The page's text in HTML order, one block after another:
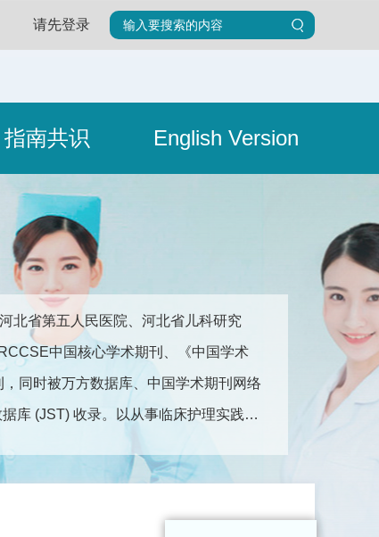
请先登录
指南共识 English Version
北省第五人民医院、河北省儿科研究
中国核心学术期刊、《中国学术
同时被万方数据库、中国学术期刊网络
库 (JST) 收录。以从事临床护理实践、
域的研究成果、护理实践经验以及新理
、护理管理、护理教育、综述、循证护
的园地。